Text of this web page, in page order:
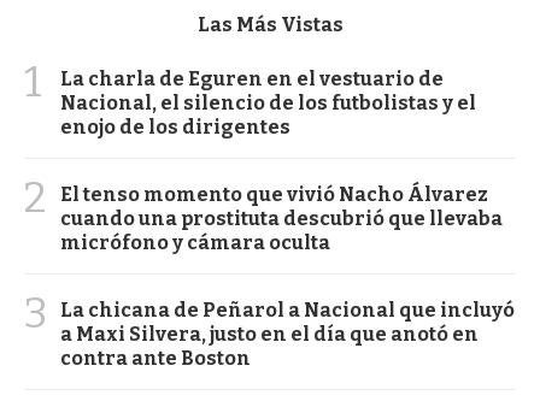
Las Más Vistas
1
La charla de Eguren en el vestuario de
Nacional, el silencio de los futbolistas y el
enojo de los dirigentes
2
El tenso momento que vivió Nacho Álvarez
cuando una prostituta descubrió que llevaba
micrófono y cámara oculta
3
La chicana de Peñarol a Nacional que incluyó
a Maxi Silvera, justo en el día que anotó en
contra ante Boston